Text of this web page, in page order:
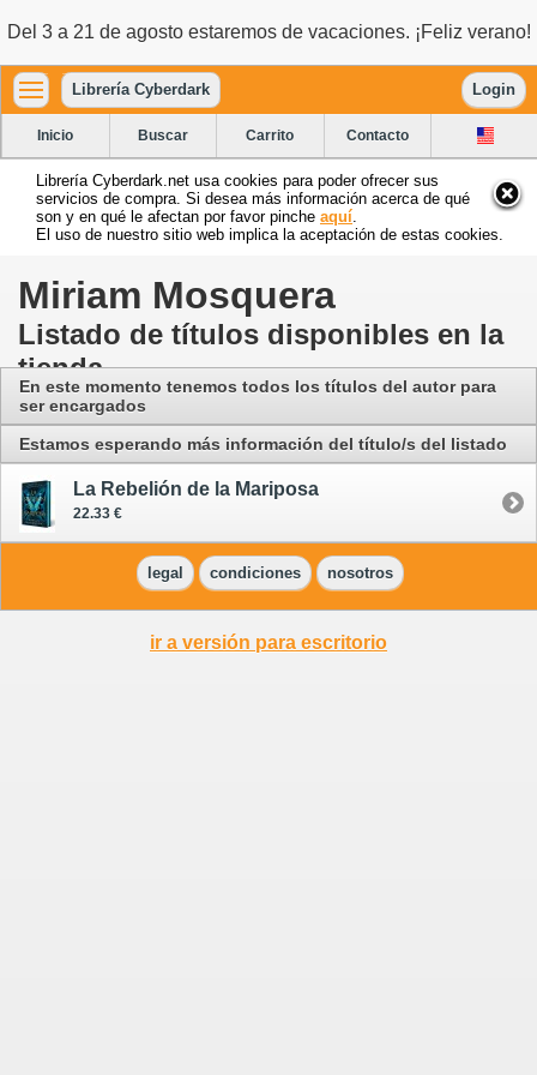
Del 3 a 21 de agosto estaremos de vacaciones. ¡Feliz verano!
Librería Cyberdark Login
Inicio Buscar Carrito Contacto
Librería Cyberdark.net usa cookies para poder ofrecer sus
servicios de compra. Si desea más información acerca de qué
son y en qué le afectan por favor pinche aquí
El uso de nuestro sitio web implica la aceptación de estas cookies.
Miriam Mosquera
Listado de títulos disponibles en la
tienda
En este momento tenemos todos los títulos del autor para
ser encargados
Estamos esperando más información del título/s del listado
La Rebelión de la Mariposa
22.33 €
legal condiciones nosotros
ir a versión para escritorio